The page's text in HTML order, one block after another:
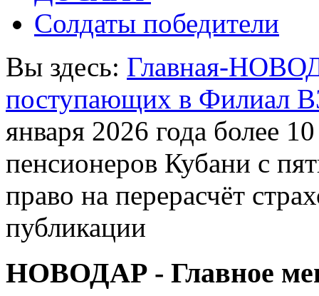
Солдаты победители
Вы здесь: Главная-
поступающих в Филиал
января 2026 года более
пенсионеров Кубани с
право на перерасчёт
публикации
НОВОДАР - Главное